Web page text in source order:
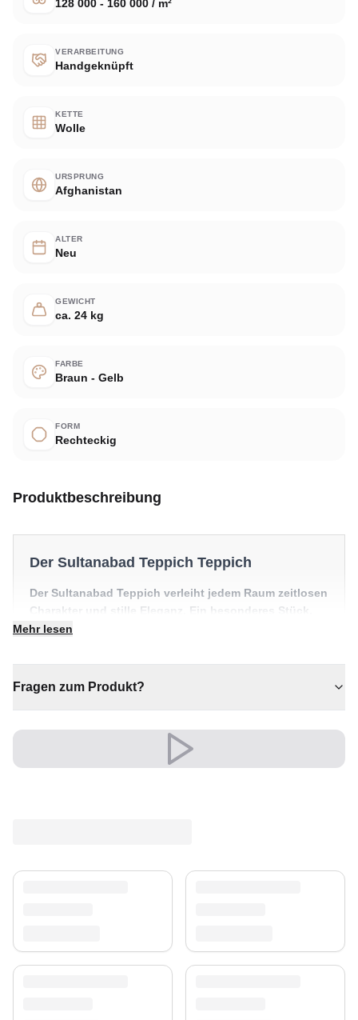
128 000 - 160 000 / m²
VERARBEITUNG
Handgeknüpft
KETTE
Wolle
URSPRUNG
Afghanistan
ALTER
Neu
GEWICHT
ca. 24 kg
FARBE
Braun - Gelb
FORM
Rechteckig
Produktbeschreibung
Der Sultanabad Teppich Teppich
Der Sultanabad Teppich verleiht jedem Raum zeitlosen
Charakter und stille Eleganz. Ein besonderes Stück,
das einen Raum mühelos in Szene setzt.
✔ Ein markantes Dekostück
✔ Wertet jeden Raum mühelos auf
✔ Passt zu moderner und klassischer Einrichtung
Vielseitig und ausdrucksstark, fügt er sich mühelos in
Versand & Service
Mehr lesen
Fragen zum Produkt?